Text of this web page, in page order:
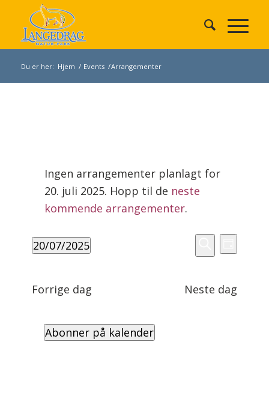
Du er her: Hjem / Events /Arrangementer
den
20.
juli
2025
Merknad
Ingen arrangementer planlagt for
20. juli 2025. Hopp til de neste
kommende arrangementer.
Search
and
Navigation
Søk
Views
Dag
20/07/2025
Forrige dag Neste dag
Abonner på kalender